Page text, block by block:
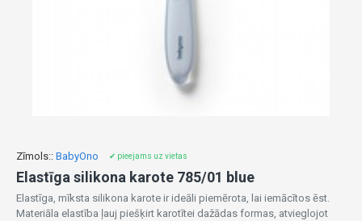
Zīmols:: BabyOno ✔ pieejams uz vietas
Elastīga silikona karote 785/01 blue
Elastīga, mīksta silikona karote ir ideāli piemērota, lai iemācītos ēst.
Materiāla elastība ļauj piešķirt karotītei dažādas formas, atvieglojot